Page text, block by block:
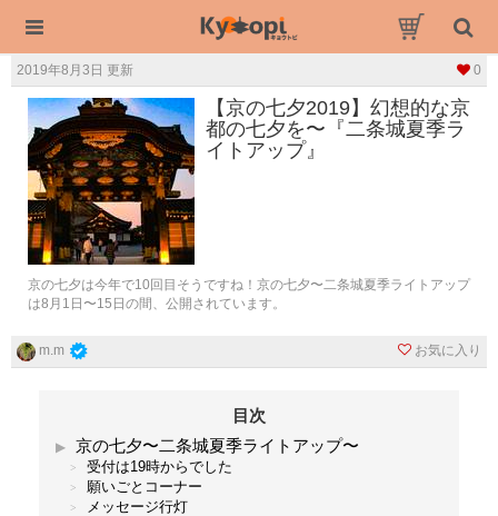
2019年8月3日 更新 0
【京の七夕2019】幻想的な京
都の七夕を〜『二条城夏季ラ
イトアップ』
京の七夕は今年で10回目そうですね！京の七夕〜二条城夏季ライトアップ
は8月1日〜15日の間、公開されています。
m.m お気に入り
目次
京の七夕〜二条城夏季ライトアップ〜
受付は19時からでした
願いごとコーナー
メッセージ行灯